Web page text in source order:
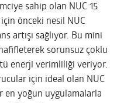
sahip olan NUC 15
önceki nesil NUC
artışı sağlıyor. Bu mini
sorunsuz çoklu
enerji verimliliği veriyor.
için ideal olan NUC
en yoğun uygulamalarla